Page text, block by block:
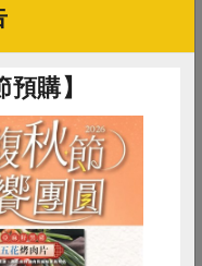
原味醃漬雞腿排(御
200g/包
公克
冷凍
購】